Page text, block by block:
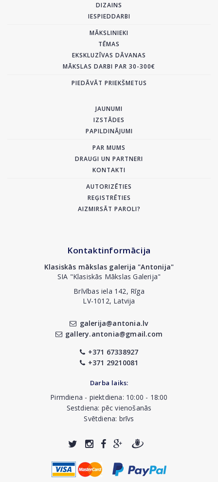
DIZAINS
IESPIEDDARBI
MĀKSLINIEKI
TĒMAS
EKSKLUZĪVAS DĀVANAS
MĀKSLAS DARBI PAR 30-300€
PIEDĀVĀT PRIEKŠMETUS
JAUNUMI
IZSTĀDES
PAPILDINĀJUMI
PAR MUMS
DRAUGI UN PARTNERI
KONTAKTI
AUTORIZĒTIES
REĢISTRĒTIES
AIZMIRSĀT PAROLI?
Kontaktinformācija
Klasiskās mākslas galerija "Antonija"
SIA "Klasiskās Mākslas Galerija"
Brīvības iela 142, Rīga
LV-1012, Latvija
galerija@antonia.lv
gallery.antonia@gmail.com
+371 67338927
+371 29210081
Darba laiks:
Pirmdiena - piektdiena: 10:00 - 18:00
Sestdiena: pēc vienošanās
Svētdiena: brīvs